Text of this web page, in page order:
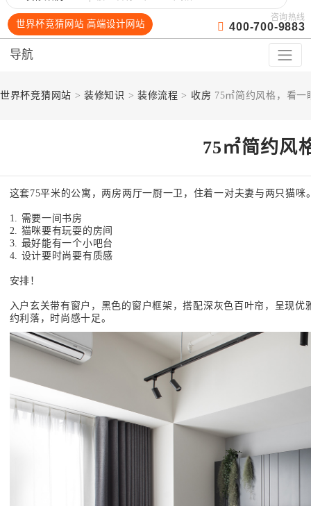
世界杯竞猜网站 高端设计网站
咨询热线
400-700-9883
导航
世界杯竞猜网站 >装修知识 > 装修流程 > 收房 75㎡简约风格，看一
75㎡简约风
这套75平米的公寓，两房两厅一厨一卫，住着一对夫妻与两只猫咪
1. 需要一间书房
2. 猫咪要有玩耍的房间
3. 最好能有一个小吧台
4. 设计要时尚要有质感
安排！
入户玄关带有窗户，黑色的窗户框架，搭配深灰色百叶帘，呈现
约利落，时尚感十足。